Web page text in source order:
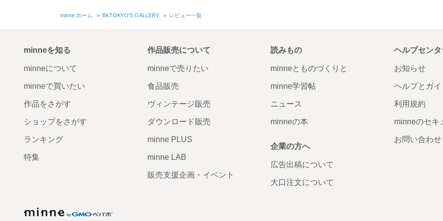
minne ホーム ＞ BKTOKYO'S GALLERY ＞ レビュー一覧
minneを知る
minneについて
minneで買いたい
作品をさがす
ショップをさがす
ランキング
特集
作品販売について
minneで売りたい
食品販売
ヴィンテージ販売
ダウンロード販売
minne PLUS
minne LAB
販売支援企画・イベント
読みもの
minneとものづくりと
minne学習帖
ニュース
minneの本
企業の方へ
広告出稿について
大口注文について
ヘルプセンタ
お知らせ
ヘルプとガイ
利用規約
minneのセキ
お問い合わせ